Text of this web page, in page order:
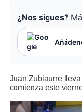
¿Nos sigues?
Juan Zubiaurre
comienza este